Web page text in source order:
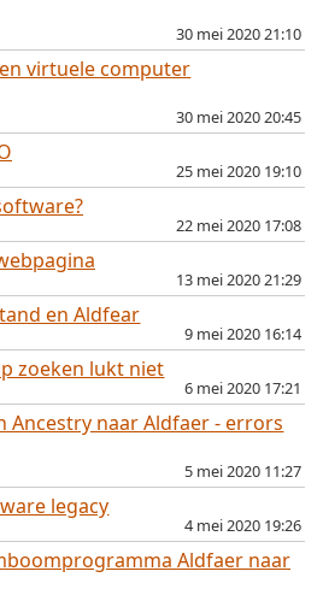
30 mei 2020 21:10
virtuele computer
30 mei 2020 20:45
25 mei 2020 19:10
22 mei 2020 17:08
13 mei 2020 21:29
en Aldfear
9 mei 2020 16:14
zoeken lukt niet
6 mei 2020 17:21
Ancestry naar Aldfaer - errors
5 mei 2020 11:27
legacy
4 mei 2020 19:26
Aldfaer naar